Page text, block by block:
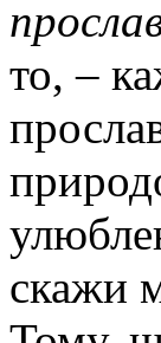
то, –
скажи